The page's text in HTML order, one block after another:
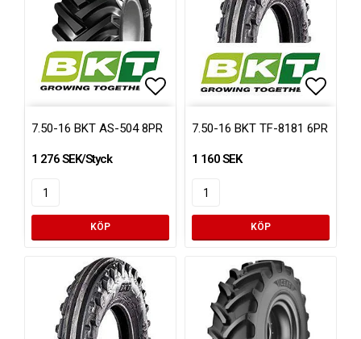
7.50-16 BKT AS-504 8PR
1 276 SEK/Styck
KÖP
7.50-16 BKT TF-8181 6PR
1 160 SEK
KÖP